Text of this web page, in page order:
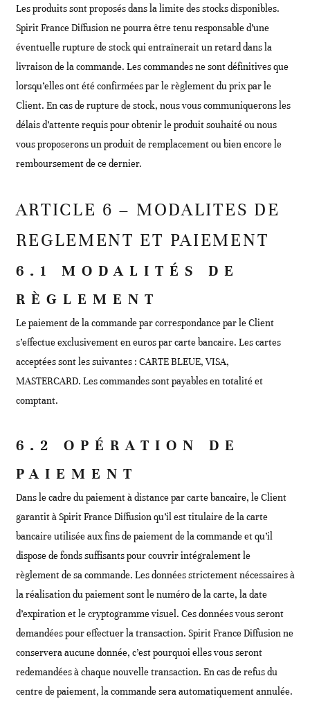
Les produits sont proposés dans la limite des stocks disponibles.
Spirit France Diffusion ne pourra être tenu responsable d’une
éventuelle rupture de stock qui entraînerait un retard dans la
livraison de la commande. Les commandes ne sont définitives que
lorsqu’elles ont été confirmées par le règlement du prix par le
Client. En cas de rupture de stock, nous vous communiquerons les
délais d’attente requis pour obtenir le produit souhaité ou nous
vous proposerons un produit de remplacement ou bien encore le
remboursement de ce dernier.
ARTICLE 6 – MODALITES DE
REGLEMENT ET PAIEMENT
6.1 MODALITÉS DE
RÈGLEMENT
Le paiement de la commande par correspondance par le Client
s’effectue exclusivement en euros par carte bancaire. Les cartes
acceptées sont les suivantes : CARTE BLEUE, VISA,
MASTERCARD. Les commandes sont payables en totalité et
comptant.
6.2 OPÉRATION DE
PAIEMENT
Dans le cadre du paiement à distance par carte bancaire, le Client
garantit à Spirit France Diffusion qu’il est titulaire de la carte
bancaire utilisée aux fins de paiement de la commande et qu’il
dispose de fonds suffisants pour couvrir intégralement le
règlement de sa commande. Les données strictement nécessaires à
la réalisation du paiement sont le numéro de la carte, la date
d’expiration et le cryptogramme visuel. Ces données vous seront
demandées pour effectuer la transaction. Spirit France Diffusion ne
conservera aucune donnée, c’est pourquoi elles vous seront
redemandées à chaque nouvelle transaction. En cas de refus du
centre de paiement, la commande sera automatiquement annulée.